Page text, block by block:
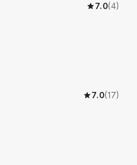
7.0(4)
7.0(17)